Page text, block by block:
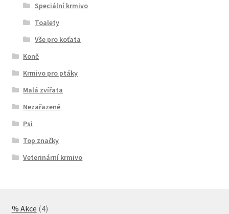
Speciální krmivo
Toalety
Vše pro koťata
Koně
Krmivo pro ptáky
Malá zvířata
Nezařazené
Psi
Top značky
Veterinární krmivo
% Akce 44